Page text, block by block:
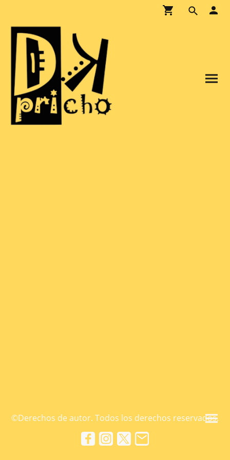
©Derechos de autor. Todos los derechos reservados.